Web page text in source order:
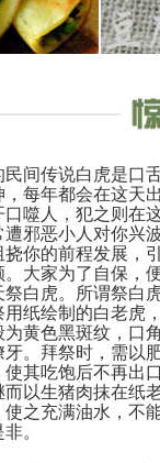
食材
做法
3.加盐
4.团成
5.锅内
火，慢
6.等丸
着吃都
即可。
民间传说白虎是口
，每年都会在这天
口噬人，犯之则在
遭邪恶小人对你兴
挠你的前程发展，
。大家为了自保，
祭白虎。所谓祭白
用纸绘制的白老虎
为黄色黑斑纹，口
牙。拜祭时，需以
使其吃饱后不再出
而以生猪肉抹在纸
使之充满油水，不
。